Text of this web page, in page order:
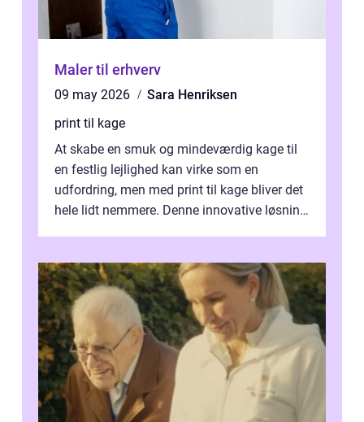
Maler til erhverv
09 may 2026
Sara Henriksen
print til kage
At skabe en smuk og mindeværdig kage til
en festlig lejlighed kan virke som en
udfordring, men med print til kage bliver det
hele lidt nemmere. Denne innovative løsning